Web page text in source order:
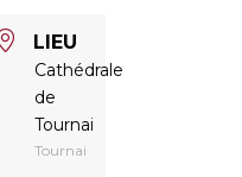
LIEU
Cathédrale
de
Tournai
Tournai